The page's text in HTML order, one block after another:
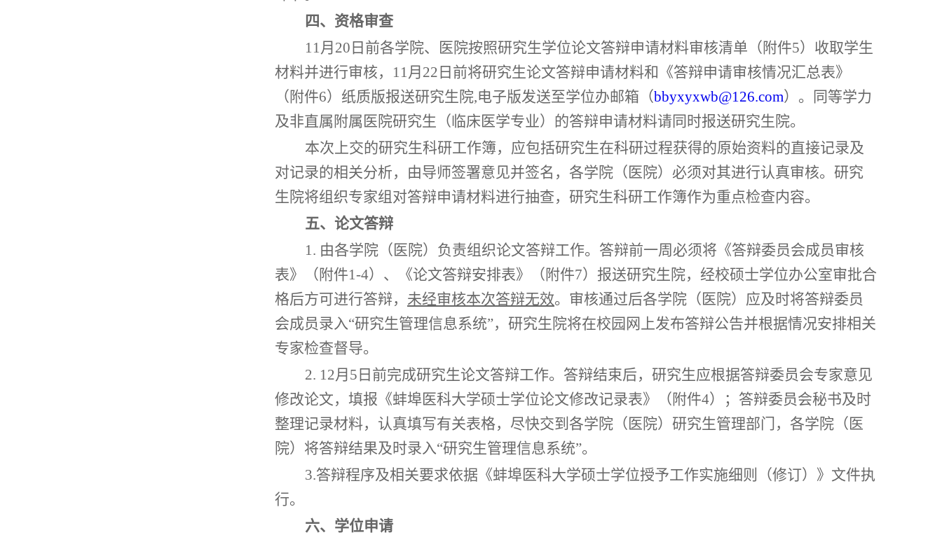
四、资格审查
11月20日前各学院、医院按照研究生学位论文答辩申请材料审核清单（附件5）收取学生
材料并进行审核， 11月22日前将研究生论文答辩申请材料和《答辩申请审核情况汇总表》
（附件6）纸质版报送研究生院,电子版发送至学位办邮箱（bbyxyxwb@126.com）。同等学力
及非直属附属医院研究生（临床医学专业）的答辩申请材料请同时报送研究生院。
本次上交的研究生科研工作簿，应包括研究生在科研过程获得的原始资料的直接记录及
对记录的相关分析，由导师签署意见并签名，各学院（医院）必须对其进行认真审核。研究
生院将组织专家组对答辩申请材料进行抽查，研究生科研工作簿作为重点检查内容。
五、论文答辩
1. 由各学院（医院）负责组织论文答辩工作。答辩前一周必须将《答辩委员会成员审核
表》（附件1-4）、《论文答辩安排表》（附件7）报送研究生院，经校硕士学位办公室审批合
格后方可进行答辩， 未经审核本次答辩无效。审核通过后各学院（医院）应及时将答辩委员
会成员录入“研究生管理信息系统”，研究生院将在校园网上发布答辩公告并根据情况安排相关
专家检查督导。
2. 12月5日前完成研究生论文答辩工作。答辩结束后，研究生应根据答辩委员会专家意见
修改论文，填报《蚌埠医科大学硕士学位论文修改记录表》（附件4）；答辩委员会秘书及时
整理记录材料，认真填写有关表格，尽快交到各学院（医院）研究生管理部门，各学院（医
院）将答辩结果及时录入“研究生管理信息系统”。
3.答辩程序及相关要求依据《蚌埠医科大学硕士学位授予工作实施细则（修订）》 文件执
行。
六、学位申请